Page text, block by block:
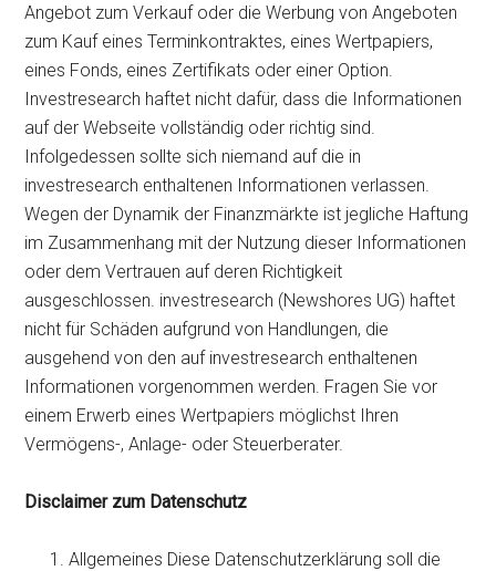
Angebot zum Verkauf oder die Werbung von Angeboten
zum Kauf eines Terminkontraktes, eines Wertpapiers,
eines Fonds, eines Zertifikats oder einer Option.
Investresearch haftet nicht dafür, dass die Informationen
auf der Webseite vollständig oder richtig sind.
Infolgedessen sollte sich niemand auf die in
investresearch enthaltenen Informationen verlassen.
Wegen der Dynamik der Finanzmärkte ist jegliche Haftung
im Zusammenhang mit der Nutzung dieser Informationen
oder dem Vertrauen auf deren Richtigkeit
ausgeschlossen. investresearch (Newshores UG) haftet
nicht für Schäden aufgrund von Handlungen, die
ausgehend von den auf investresearch enthaltenen
Informationen vorgenommen werden. Fragen Sie vor
einem Erwerb eines Wertpapiers möglichst Ihren
Vermögens-, Anlage- oder Steuerberater.
Disclaimer zum Datenschutz
Allgemeines Diese Datenschutzerklärung soll die